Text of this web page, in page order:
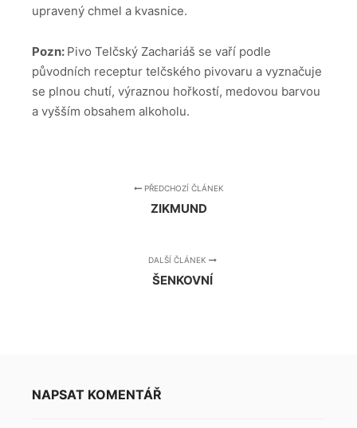
upravený chmel a kvasnice.
Pozn: Pivo Telčský Zachariáš se vaří podle
původních receptur telčského pivovaru a vyznačuje
se plnou chutí, výraznou hořkostí, medovou barvou
a vyšším obsahem alkoholu.
PŘEDCHOZÍ ČLÁNEK
ZIKMUND
DALŠÍ ČLÁNEK
ŠENKOVNÍ
NAPSAT KOMENTÁŘ